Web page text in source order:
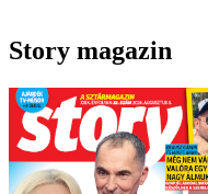
Story magazin